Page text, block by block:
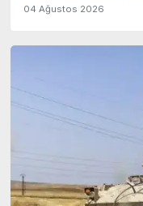
04 Ağustos 2026